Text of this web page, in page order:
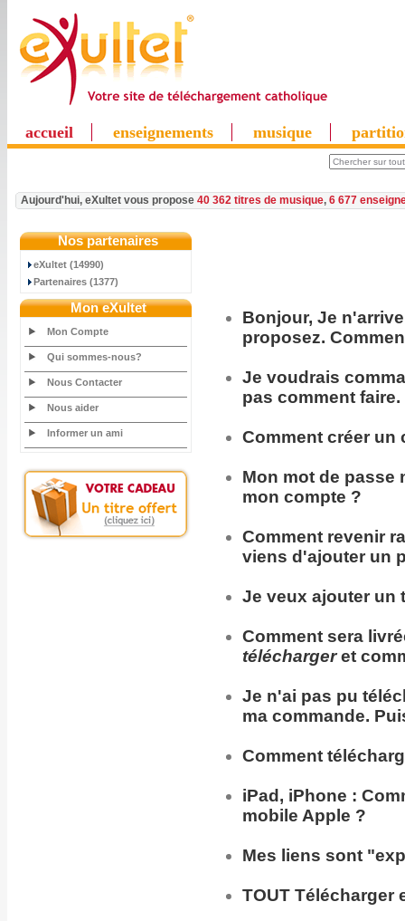
accueil enseignements musique
Aujourd'hui, eXultet vous propose 40 362 titres de musique, 6 677
Nos partenaires
eXultet (14990)
Partenaires (1377)
Mon eXultet
Mon Compte
Qui sommes-nous?
Nous Contacter
Nous aider
Informer un ami
Bonjour, Je
proposez.
Je voudrais
pas comment faire.
Comment créer un
Mon mot de passe
mon compte ?
Comment revenir
viens d'ajouter un
Je veux ajouter un
Comment sera
téléchargeret
Je n'ai pas pu
ma commande.
Comment
iPad, iPhone :
mobile Apple ?
Mes liens sont
TOUT Télécharger